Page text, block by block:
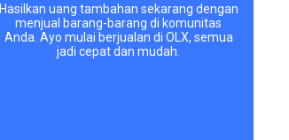
Hasilkan uang tambahan sekarang dengan
menjual barang-barang di komunitas
Anda. Ayo mulai berjualan di OLX, semua
jadi cepat dan mudah.